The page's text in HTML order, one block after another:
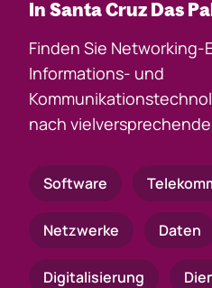
In Santa Cruz Das
Finden Sie Networking-
Informations- und
nach
Software
Netzwerke Daten
Digitalisierung